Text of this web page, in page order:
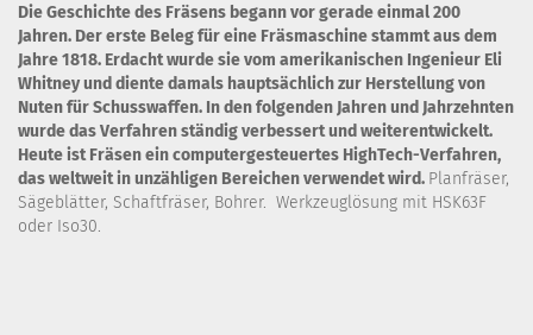
Die Geschichte des Fräsens begann vor gerade einmal 200
Jahren. Der erste Beleg für eine Fräsmaschine stammt aus dem
Jahre 1818. Erdacht wurde sie vom amerikanischen Ingenieur Eli
Whitney und diente damals hauptsächlich zur Herstellung von
Nuten für Schusswaffen. In den folgenden Jahren und Jahrzehnten
wurde das Verfahren ständig verbessert und weiterentwickelt.
Heute ist Fräsen ein computergesteuertes HighTech-Verfahren,
das weltweit in unzähligen Bereichen verwendet wird. Planfräser,
Sägeblätter, Schaftfräser, Bohrer. Werkzeuglösung mit HSK63F
oder Iso30.